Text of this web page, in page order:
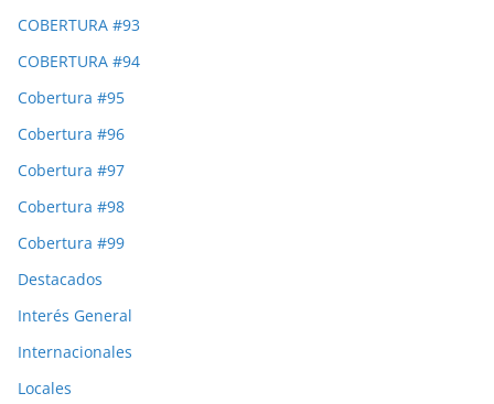
COBERTURA #93
COBERTURA #94
Cobertura #95
Cobertura #96
Cobertura #97
Cobertura #98
Cobertura #99
Destacados
Interés General
Internacionales
Locales